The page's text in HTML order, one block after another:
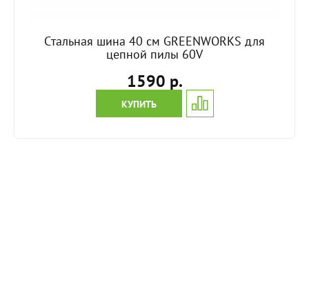
Cтальная шина 40 см GREENWORKS для
цепной пилы 60V
1590 р.
КУПИТЬ